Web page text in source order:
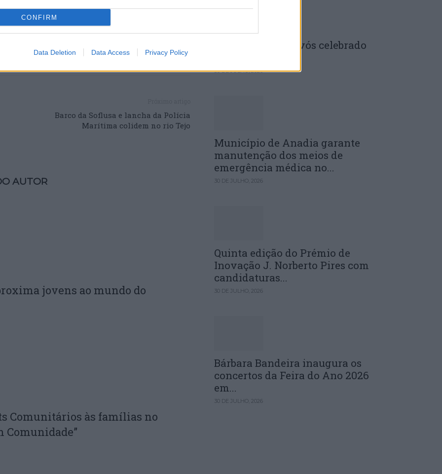
CONFIRM
Data Deletion Data Access Privacy Policy
Barco da Soflusa e lancha da Polícia
Marítima colidem no rio Tejo
AUTOR
jovens ao mundo do
Comunitários às famílias no
Comunidade”
Penela: Dia dos Avós celebrado
30 DE JULHO, 2026
Município de Anadia garante
manutenção dos meios de
emergência médica no...
30 DE JULHO, 2026
Quinta edição do Prémio de
Inovação J. Norberto Pires com
candidaturas...
30 DE JULHO, 2026
Bárbara Bandeira inaugura os
concertos da Feira do Ano 2026
em...
30 DE JULHO, 2026